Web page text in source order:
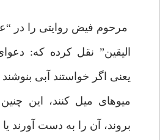
مرحوم فيض روايتى را در
اليقين” نقل كرده كه:
يعنى اگر خواستند آبى بنوشند
ميوه‏اى ميل كنند، اين
بروند، آن را به دست آورند